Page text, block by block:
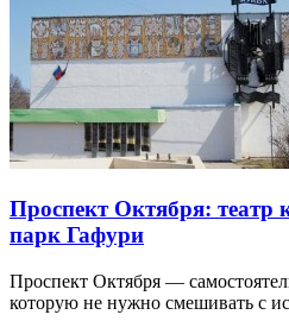
Проспект Октября: театр
парк Гафури
Проспект Октября —
которую не нужно смешивать с